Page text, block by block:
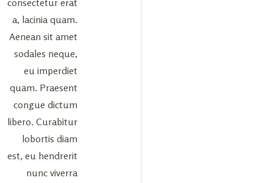
consectetur erat
a, lacinia quam.
Aenean sit amet
sodales neque,
eu imperdiet
quam. Praesent
congue dictum
libero. Curabitur
lobortis diam
est, eu hendrerit
nunc viverra